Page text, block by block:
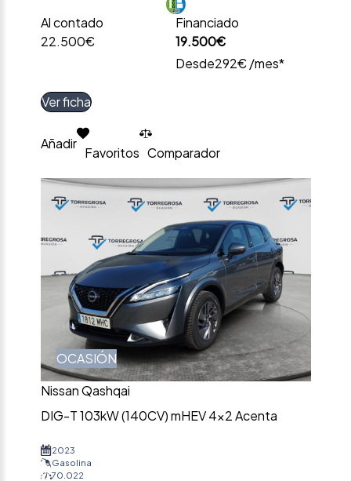
Al contado
22.500€
Financiado
19.500€
Desde292€ /mes*
Ver ficha
Añadir
Favoritos Comparador
OCASIÓN
Nissan Qashqai
DIG-T 103kW (140CV) mHEV 4×2 Acenta
2023
Gasolina
70.022